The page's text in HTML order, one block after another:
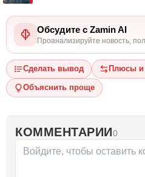
Обсудите с Zamin AI
Проанализируйте новость,
Сделать вывод Плюсы
Объяснить проще
КОММЕНТАРИИ0